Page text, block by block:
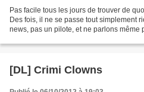
Pas facile tous les jours de trouver de
Des fois, il ne se passe tout simplement
news, pas un pilote, et ne parlons même
[DL] Crimi Clowns